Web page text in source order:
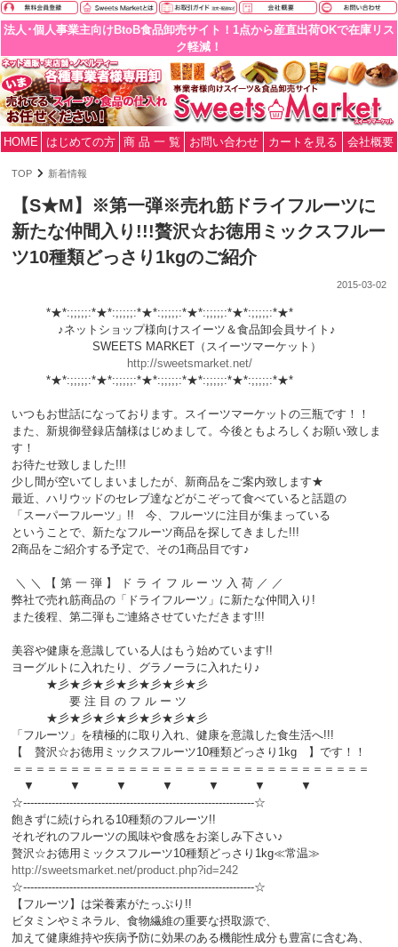
法人･個人事業主向けBtoB食品卸売サイト！1点から産直出荷OKで在庫リス
ク軽減！
HOME はじめての方 商 品 一 覧 お問い合わせ カートを見る 会社概要
TOP 新着情報
【S★M】※第一弾※売れ筋ドライフルーツに
新たな仲間入り!!!贅沢☆お徳用ミックスフルー
ツ10種類どっさり1kgのご紹介
2015-03-02
*★*:;;;;;:*★*:;;;;;:*★*:;;;;;:*★*:;;;;;:*★*:;;;;;:*★*
♪ネットショップ様向けスイーツ＆食品卸会員サイト♪
SWEETS MARKET（スイーツマーケット）
http://sweetsmarket.net/
*★*:;;;;;:*★*:;;;;;:*★*:;;;;;:*★*:;;;;;:*★*:;;;;;:*★*
いつもお世話になっております。スイーツマーケットの三瓶です！！
また、新規御登録店舗様はじめまして。今後ともよろしくお願い致しま
す！
お待たせ致しました!!!
少し間が空いてしまいましたが、新商品をご案内致します★
最近、ハリウッドのセレブ達などがこぞって食べていると話題の
「スーパーフルーツ」!! 今、フルーツに注目が集まっている
ということで、新たなフルーツ商品を探してきました!!!
2商品をご紹介する予定で、その1商品目です♪
＼ ＼ 【 第 一 弾 】 ド ラ イ フ ル ー ツ 入 荷 ／ ／
弊社で売れ筋商品の「ドライフルーツ」に新たな仲間入り!
また後程、第二弾もご連絡させていただきます!!!
美容や健康を意識している人はもう始めています!!
ヨーグルトに入れたり、グラノーラに入れたり♪
★彡★彡★彡★彡★彡★彡★彡
要 注 目 の フ ル ー ツ
★彡★彡★彡★彡★彡★彡★彡
「フルーツ」を積極的に取り入れ、健康を意識した食生活へ!!!
【 贅沢☆お徳用ミックスフルーツ10種類どっさり1kg 】です！！
＝＝＝＝＝＝＝＝＝＝＝＝＝＝＝＝＝＝＝＝＝＝＝＝＝＝＝＝＝＝＝
▼ ▼ ▼ ▼ ▼ ▼ ▼
☆-----------------------------------------------------------------☆
飽きずに続けられる10種類のフルーツ!!
それぞれのフルーツの風味や食感をお楽しみ下さい♪
贅沢☆お徳用ミックスフルーツ10種類どっさり1kg≪常温≫
http://sweetsmarket.net/product.php?id=242
☆-----------------------------------------------------------------☆
【フルーツ】は栄養素がたっぷり!!
ビタミンやミネラル、食物繊維の重要な摂取源で、
加えて健康維持や疾病予防に効果のある機能性成分も豊富に含む為、